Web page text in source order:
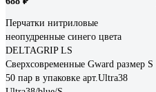
Перчатки нитриловые
неопудренные синего цвета
DELTAGRIP LS
Сверхсовременные Gward размер S
50 пар в упаковке арт.Ultra38